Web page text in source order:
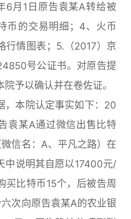
6月1日原告袁某A转给被
币的交易明细；4、火币
行情图表；5.（2017）京
号公证书。对原告提
予以确认并在卷佐证。
本院认定事实如下：20
袁某A通过微信出售比特
信名：A、平凡之路）在
中说明其自愿以17400元/
买比特币15个，后被告周
次向原告袁某A的农业银